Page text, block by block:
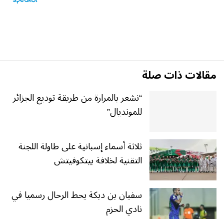
مقالات ذات صلة
“نشعر بالمرارة من طريقة توديع الجزائر
للمونديال”
ثلاثة أسماء إسبانية على طاولة اللجنة
التقنية لخلافة بيتكوفيتش
سفيان بن دبكة يحط الرحال رسميا في
نادي الحزم